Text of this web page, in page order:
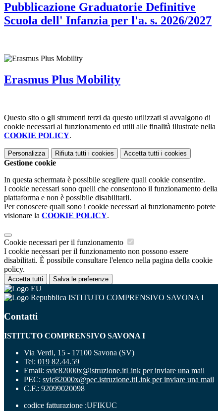
Pubblicazione Graduatorie Definitive
Scuola dell' Infanzia per l'a. s. 2026/2027
Erasmus Plus Mobility
Questo sito o gli strumenti terzi da questo utilizzati si avvalgono di
cookie necessari al funzionamento ed utili alle finalità illustrate nella
COOKIE POLICY.
Personalizza Rifiuta tutti i cookies Accetta tutti i cookies
Gestione cookie
In questa schermata è possibile scegliere quali cookie consentire.
I cookie necessari sono quelli che consentono il funzionamento della
piattaforma e non è possibile disabilitarli.
Per conoscere quali sono i cookie necessari al funzionamento potete
visionare la COOKIE POLICY.
Cookie necessari per il funzionamento
I cookie necessari per il funzionamento non possono essere
disabilitati. È possibile consultare l'elenco nella pagina della cookie
policy.
Accetta tutti Salva le preferenze
ISTITUTO COMPRENSIVO SAVONA I
Contatti
ISTITUTO COMPRENSIVO SAVONA I
Via Verdi, 15 - 17100 Savona (SV)
Tel: 019 82.44.59
Email: svic82000x@istruzione.itLink per inviare una mail
PEC: svic82000x@pec.istruzione.itLink per inviare una mail
C.F.: 92099020098
codice fatturazione :UFIKUC